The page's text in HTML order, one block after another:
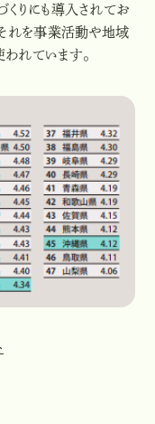
りにも導入されてお
れを事業活動や地域
れています。